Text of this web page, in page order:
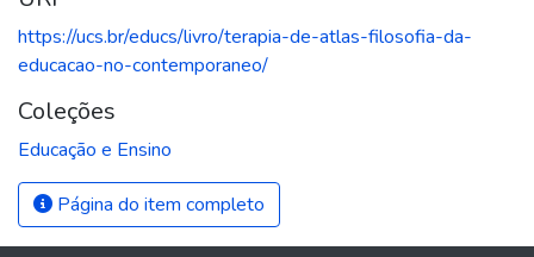
https://ucs.br/educs/livro/terapia-de-atlas-filosofia-da-
educacao-no-contemporaneo/
Coleções
Educação e Ensino
Página do item completo